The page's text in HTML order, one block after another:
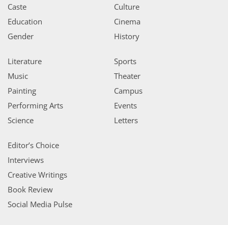
Caste
Education
Gender
Culture
Cinema
History
Literature
Music
Painting
Performing Arts
Science
Sports
Theater
Campus
Events
Letters
Editor’s Choice
Interviews
Creative Writings
Book Review
Social Media Pulse